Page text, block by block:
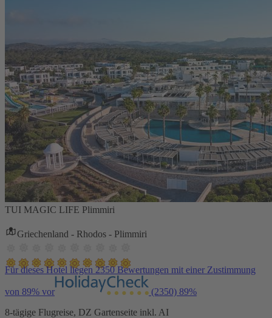
TUI MAGIC LIFE Plimmiri
Griechenland - Rhodos - Plimmiri
Für dieses Hotel liegen 2350 Bewertungen mit einer Zustimmung
von 89% vor (2350) 89%
8-tägige Flugreise, DZ Gartenseite inkl. AI